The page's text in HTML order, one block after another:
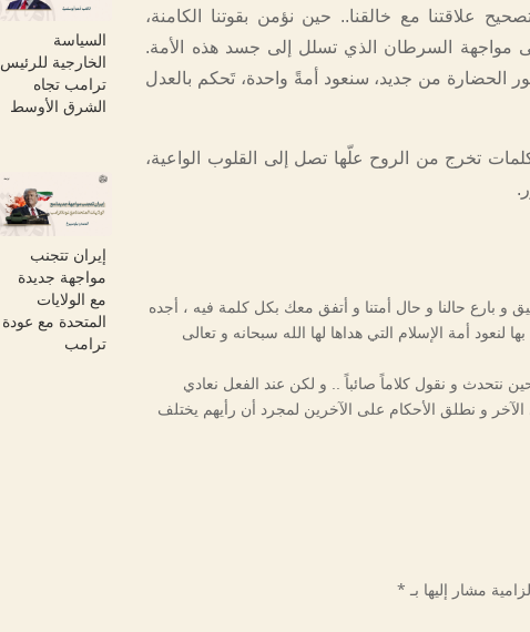
السياسة
الخارجية للرئيس
ترامب تجاه
الشرق الأوسط
إيران تتجنب
مواجهة جديدة
مع الولايات
المتحدة مع عودة
ترامب
علاقتنا مع خالقنا.. حين نؤمن بقوتنا الكامنة،
مواجهة السرطان الذي تسلل إلى جسد هذه الأمة.
الحضارة من جديد، سنعود أمةً واحدة، تَحكم بالعدل
تخرج من الروح علّها تصل إلى القلوب الواعية،
بارع حالنا و حال أمتنا و أتفق معك بكل كلمة فيه ، أجده
أمة الإسلام التي هداها لها الله سبحانه و تعالى
نتحدث و نقول كلاماً صائباً .. و لكن عند الفعل نعادي
و نطلق الأحكام على الآخرين لمجرد أن رأيهم يختلف
مشار إليها بـ *